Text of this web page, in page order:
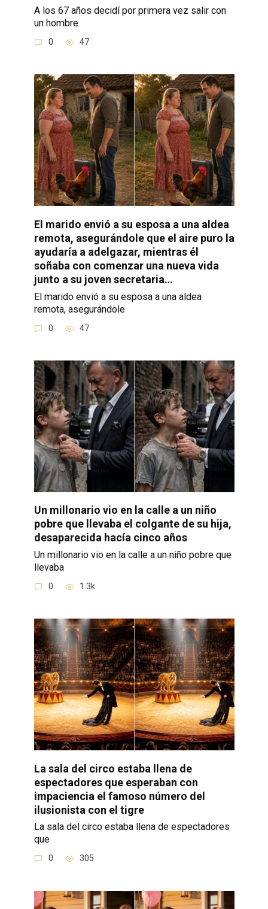
A los 67 años decidí por primera vez salir con
un hombre
0 47
El marido envió a su esposa a una aldea
remota, asegurándole que el aire puro la
ayudaría a adelgazar, mientras él
soñaba con comenzar una nueva vida
junto a su joven secretaria…
El marido envió a su esposa a una aldea
remota, asegurándole
0 47
Un millonario vio en la calle a un niño
pobre que llevaba el colgante de su hija,
desaparecida hacía cinco años
Un millonario vio en la calle a un niño pobre que
llevaba
0 1.3k.
La sala del circo estaba llena de
espectadores que esperaban con
impaciencia el famoso número del
ilusionista con el tigre
La sala del circo estaba llena de espectadores
que
0 305